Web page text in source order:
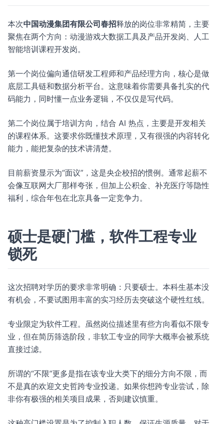
本次中国动漫集团有限公司春招释放的岗位非常精简，主要
聚焦在两个方向：动漫游戏大数据工具及产品开发岗、人工
智能培训课程开发岗。
第一个岗位偏向通信研发工程师和产品经理方向，核心是做
底层工具链和数据分析平台。这意味着你需要具备扎实的代
码能力，同时懂一点业务逻辑，不仅仅是写代码。
第二个岗位属于培训方向，结合 AI 热点，主要是开发相关
的课程体系。这要求你既懂技术原理，又有很强的内容转化
能力，能把复杂的技术讲清楚。
目前薪资显示为“面议”，这是央企校招的惯例。通常起薪不
会像互联网大厂那样夸张，但加上公积金、补充医疗等隐性
福利，综合年包在北京具备一定竞争力。
硕士是硬门槛，软件工程专业
锁死
这次招聘对学历的要求非常明确：只要硕士。本科生基本没
有机会，不要试图用丰富的实习经历去突破这个硬性红线。
专业限定为软件工程。虽然岗位描述里有些方向看似不限专
业，但在简历筛选阶段，非软工专业的同学大概率会被系统
直接过滤。
所谓的“不限”更多是指在该专业大类下的细分方向不限，而
不是真的欢迎文史哲跨专业投递。如果你想跨专业尝试，除
非你有极强的相关项目成果，否则建议慎重。